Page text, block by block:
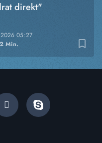
bookmark_border
05:27
Min.
direkt"